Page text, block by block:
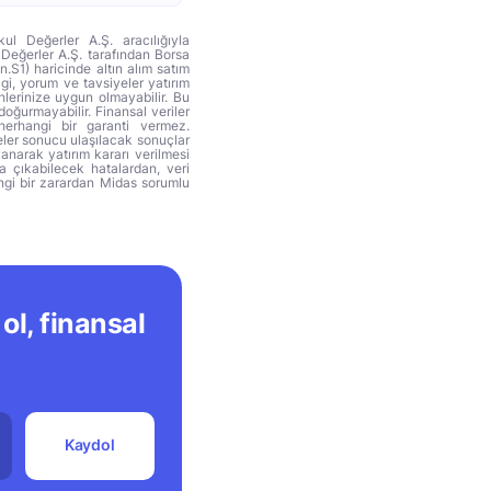
Değerler A.Ş. aracılığıyla
A.Ş. tarafından Borsa
haricinde altın alım satım
yorum ve tavsiyeler yatırım
uygun olmayabilir. Bu
Finansal veriler
bir garanti vermez.
sonucu ulaşılacak sonuçlar
yatırım kararı verilmesi
çıkabilecek hatalardan, veri
bir zarardan Midas sorumlu
ol, finansal
Kaydol